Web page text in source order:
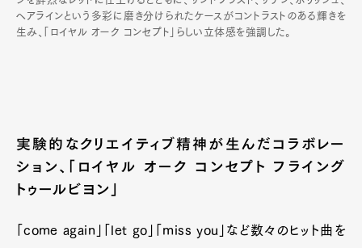
ヘアラインという多彩に磨き分けられたケースがコントラストのある輝きを
生み、「ロイヤル オーク コンセプト」らしい立体感を強調した。
実験的なクリエイティブ精神が生んだコラボレー
ション、「ロイヤル オーク コンセプト フライング
トゥールビヨン」
「come again」「let go」「miss you」など数々のヒット曲を